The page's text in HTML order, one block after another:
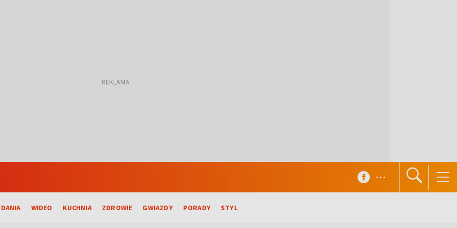
WIDEO KUCHNIA ZDROWIE GWIAZDY PORADY STYL
...